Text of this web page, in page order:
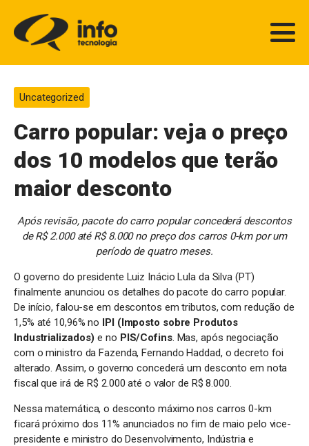
Uncategorized
Carro popular: veja o preço
dos 10 modelos que terão
maior desconto
Após revisão, pacote do carro popular concederá descontos
de R$ 2.000 até R$ 8.000 no preço dos carros 0-km por um
período de quatro meses.
O governo do presidente Luiz Inácio Lula da Silva (PT)
finalmente anunciou os detalhes do pacote do carro popular.
De início, falou-se em descontos em tributos, com redução de
1,5% até 10,96% no IPI (Imposto sobre Produtos
Industrializados) e no PIS/Cofins. Mas, após negociação
com o ministro da Fazenda, Fernando Haddad, o decreto foi
alterado. Assim, o governo concederá um desconto em nota
fiscal que irá de R$ 2.000 até o valor de R$ 8.000.
Nessa matemática, o desconto máximo nos carros 0-km
ficará próximo dos 11% anunciados no fim de maio pelo vice-
presidente e ministro do Desenvolvimento, Indústria e